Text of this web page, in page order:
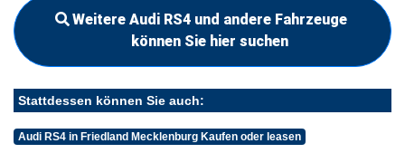
Weitere Audi RS4 und andere Fahrzeuge
können Sie hier suchen
Stattdessen können Sie auch:
Audi RS4 in Friedland Mecklenburg Kaufen oder leasen